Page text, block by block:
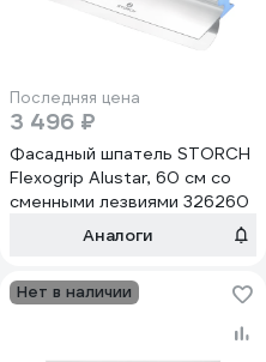
Последняя цена
3 496 ₽
Фасадный шпатель STORCH
Flexogrip Alustar, 60 см со
сменными лезвиями 326260
Аналоги
Нет в наличии